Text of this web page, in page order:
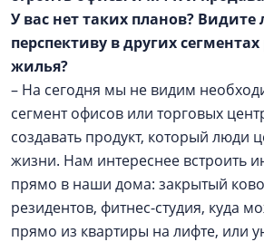
У вас нет таких планов? Видите
перспективу в других
жилья?
– На сегодня мы не видим
сегмент офисов или торговых
создавать продукт, который люди
жизни. Нам интереснее встроить
прямо в наши дома: закрытый
резидентов, фитнес-студия, куда
прямо из квартиры на лифте, или